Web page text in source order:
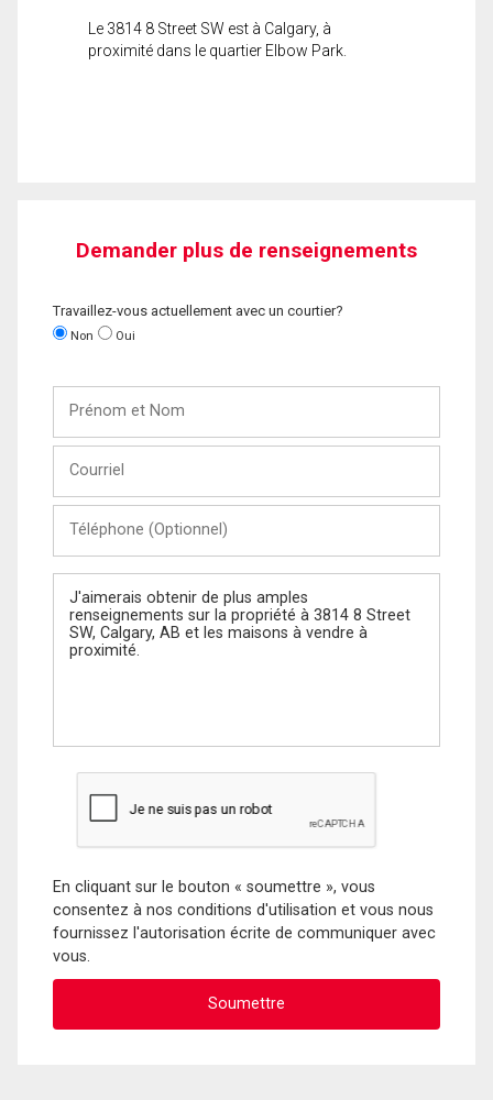
Le 3814 8 Street SW est à Calgary, à
proximité dans le quartier Elbow Park.
Demander plus de renseignements
Travaillez-vous actuellement avec un courtier?
Non Oui
Nom
(Optionnel)
Message
En cliquant sur le bouton « soumettre », vous
consentez à nos conditions d'utilisation et vous nous
fournissez l'autorisation écrite de communiquer avec
vous.